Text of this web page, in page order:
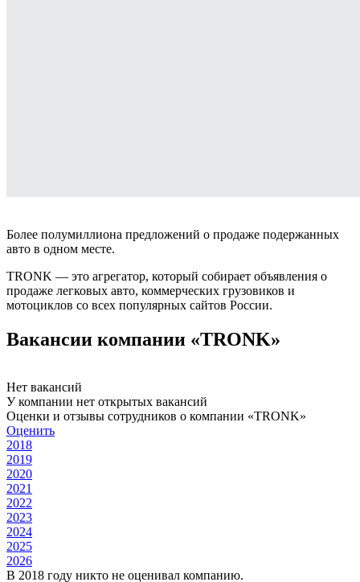
Более полумиллиона предложений о продаже подержанных
авто в одном месте.
TRONK — это агрегатор, который собирает объявления о
продаже легковых авто, коммерческих грузовиков и
мотоциклов со всех популярных сайтов России.
Вакансии компании «TRONK»
Нет вакансий
У компании нет открытых вакансий
Оценки и отзывы сотрудников о компании «TRONK»
Оценить
2018
2019
2020
2021
2022
2023
2024
2025
2026
В 2018 году никто не оценивал компанию.